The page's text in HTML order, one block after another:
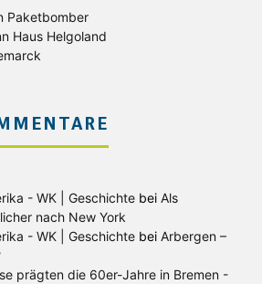
Paketbomber
Haus Helgoland
- WK | Geschichte bei Als
nach New York
- WK | Geschichte bei Arbergen –
prägten die 60er-Jahre in Bremen -